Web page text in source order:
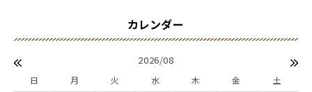
2026/08
日 月 火 水 木 金
土